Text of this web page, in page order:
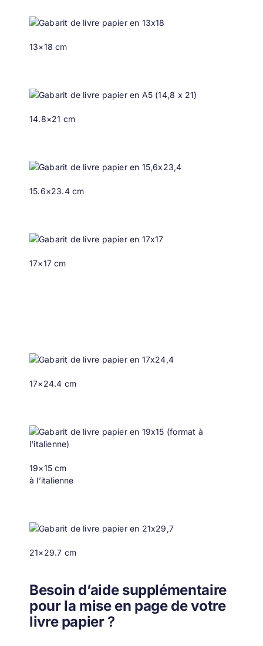
13×18 cm
14.8×21 cm
15.6×23.4 cm
17×17 cm
17×24.4 cm
19×15 cm
à l’italienne
21×29.7 cm
Besoin d’aide supplémentaire
pour la mise en page de votre
livre papier ?